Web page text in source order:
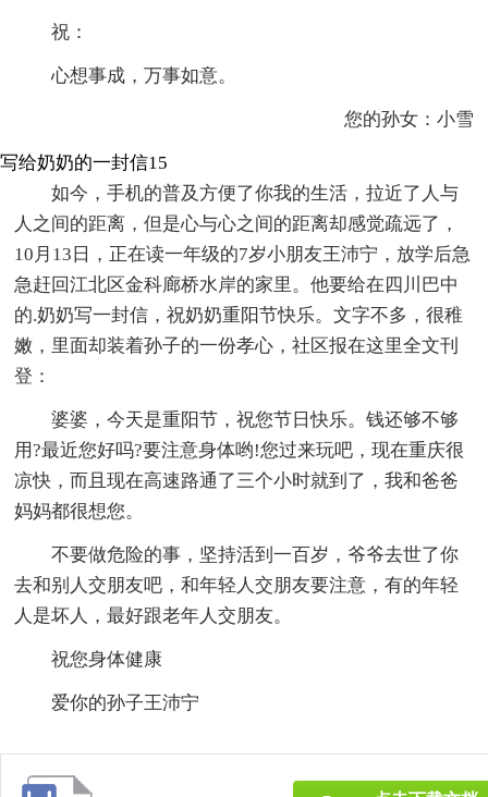
祝：
心想事成，万事如意。
您的孙女：小雪
写给奶奶的一封信15
如今，手机的普及方便了你我的生活，拉近了人与
人之间的距离，但是心与心之间的距离却感觉疏远了，
10月13日，正在读一年级的7岁小朋友王沛宁，放学后急
急赶回江北区金科廊桥水岸的家里。他要给在四川巴中
的.奶奶写一封信，祝奶奶重阳节快乐。文字不多，很稚
嫩，里面却装着孙子的一份孝心，社区报在这里全文刊
登：
婆婆，今天是重阳节，祝您节日快乐。钱还够不够
用?最近您好吗?要注意身体哟!您过来玩吧，现在重庆很
凉快，而且现在高速路通了三个小时就到了，我和爸爸
妈妈都很想您。
不要做危险的事，坚持活到一百岁，爷爷去世了你
去和别人交朋友吧，和年轻人交朋友要注意，有的年轻
人是坏人，最好跟老年人交朋友。
祝您身体健康
爱你的孙子王沛宁